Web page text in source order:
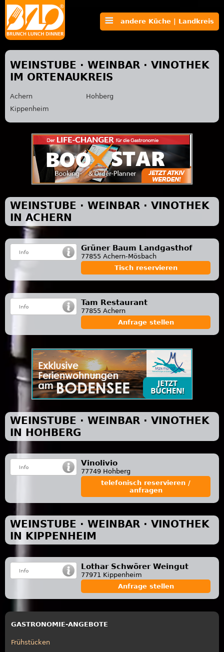
andere Küche | Landkreis
WEINSTUBE · WEINBAR · VINOTHEK
IM ORTENAUKREIS
Achern
Hohberg
Kippenheim
WEINSTUBE · WEINBAR · VINOTHEK
IN ACHERN
Grüner Baum Landgasthof
77855 Achern-Mösbach
Tisch reservieren
Tam Restaurant
77855 Achern
Anfrage stellen
WEINSTUBE · WEINBAR · VINOTHEK
IN HOHBERG
Vinolivio
77749 Hohberg
telefonisch reservieren /
anfragen
WEINSTUBE · WEINBAR · VINOTHEK
IN KIPPENHEIM
Lothar Schwörer Weingut
77971 Kippenheim
Anfrage stellen
GASTRONOMIE-ANGEBOTE
Frühstücken